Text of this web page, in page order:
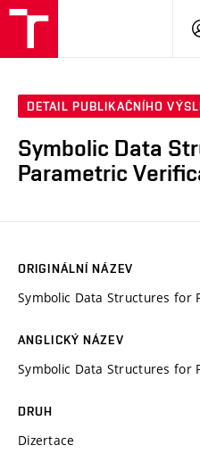
DETAIL PUBLIKAČNÍHO
Symbolic Data
Parametric
ORIGINÁLNÍ NÁZEV
Symbolic Data Structures for
ANGLICKÝ NÁZEV
Symbolic Data Structures for
DRUH
Dizertace